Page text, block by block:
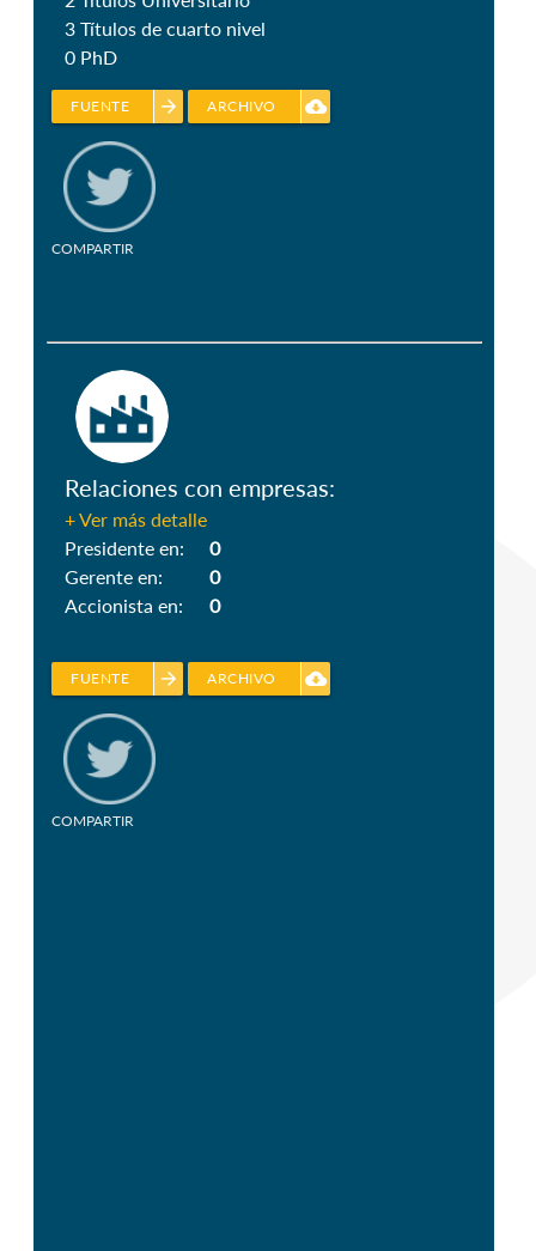
3 Títulos de cuarto nivel
0 PhD
arrow_forward
FUENTE cloud_download
ARCHIVO
COMPARTIR
Relaciones con empresas:
+ Ver más detalle
Presidente en:
Gerente en:
Accionista en:
0
0
0
arrow_forward
FUENTE cloud_download
ARCHIVO
COMPARTIR